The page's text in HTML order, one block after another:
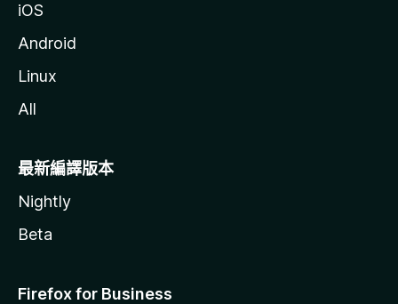
iOS
Android
Linux
All
最新編譯版本
Nightly
Beta
Firefox for Business